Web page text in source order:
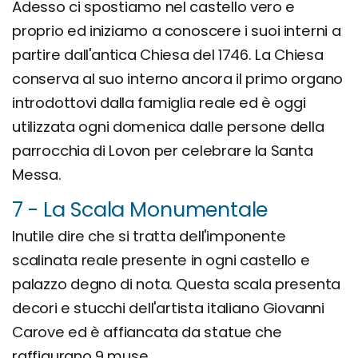
Adesso ci spostiamo nel castello vero e
proprio ed iniziamo a conoscere i suoi interni a
partire dall'antica Chiesa del 1746. La Chiesa
conserva al suo interno ancora il primo organo
introdottovi dalla famiglia reale ed è oggi
utilizzata ogni domenica dalle persone della
parrocchia di Lovon per celebrare la Santa
Messa.
7 - La Scala Monumentale
Inutile dire che si tratta dell'imponente
scalinata reale presente in ogni castello e
palazzo degno di nota. Questa scala presenta
decori e stucchi dell'artista italiano Giovanni
Carove ed è affiancata da statue che